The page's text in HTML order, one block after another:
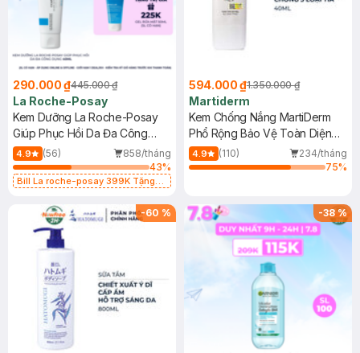
290.000 ₫445.000 ₫
La Roche-Posay
Kem Dưỡng La Roche-Posay
Giúp Phục Hồi Da Đa Công
Dụng 40ml
4.9 (56)
858/tháng
43%
Bill La roche-posay 399K Tặng
(SL có hạn)
594.000 ₫1.350.000 ₫
Martiderm
Kem Chống Nắng MartiDerm
Phổ Rộng Bảo Vệ Toàn Diện
40ml
4.9 (110)
234/tháng
75%
-60 % -38%